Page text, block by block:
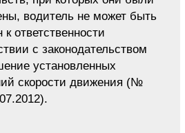
водитель не может быть
к ответственности
с законодательством
установленных
скорости движения (№